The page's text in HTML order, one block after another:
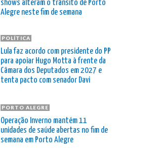
shows alteram o trânsito de Porto
Alegre neste fim de semana
POLÍTICA
Lula faz acordo com presidente do PP
para apoiar Hugo Motta à frente da
Câmara dos Deputados em 2027 e
tenta pacto com senador Davi
PORTO ALEGRE
Operação Inverno mantém 11
unidades de saúde abertas no fim de
semana em Porto Alegre